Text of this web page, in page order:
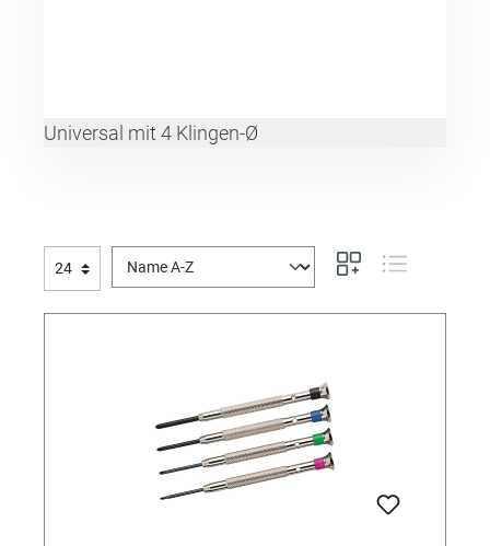
Universal mit 4 Klingen-Ø